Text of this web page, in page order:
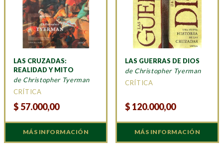
LAS CRUZADAS:
REALIDAD Y MITO
de Christopher Tyerman
CRÍTICA
$ 57.000,00
MÁS INFORMACIÓN
LAS GUERRAS DE DIOS
de Christopher Tyerman
CRÍTICA
$ 120.000,00
MÁS INFORMACIÓN